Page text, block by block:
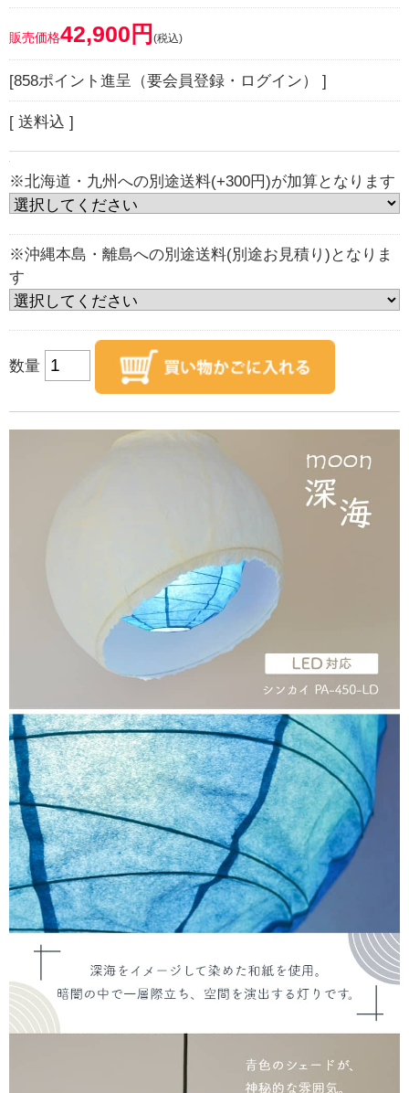
販売価格42,900円 (税込)
[858ポイント進呈（要会員登録・ログイン） ]
[ 送料込 ]
※北海道・九州への別途送料(+300円)が加算となります
※沖縄本島・離島への別途送料(別途お見積り)となりま
す
数量